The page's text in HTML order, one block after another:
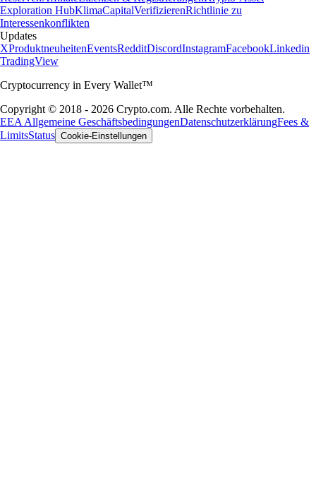
Exploration HubKlimaCapitalVerifizierenRichtlinie zu
Interessenkonflikten
Updates
XProduktneuheitenEventsRedditDiscordInstagramFacebookLinkedin
TradingView
Cryptocurrency in Every Wallet™
Copyright © 2018 - 2026 Crypto.com. Alle Rechte vorbehalten.
EEA Allgemeine GeschäftsbedingungenDatenschutzerklärungFees &
LimitsStatus Cookie-Einstellungen